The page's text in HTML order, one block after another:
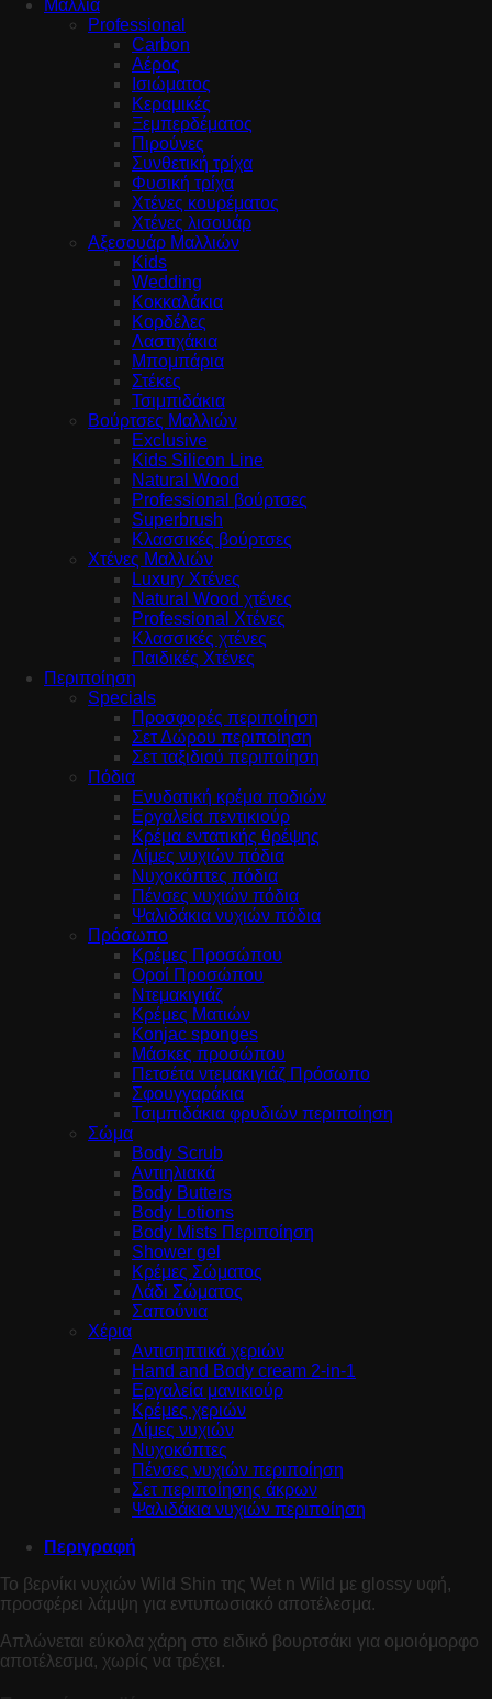
Μαλλιά
Professional
Carbon
Αέρος
Ισιώματος
Κεραμικές
Ξεμπερδέματος
Πιρούνες
Συνθετική τρίχα
Φυσική τρίχα
Χτένες κουρέματος
Χτένες λισουάρ
Αξεσουάρ Μαλλιών
Kids
Wedding
Κοκκαλάκια
Κορδέλες
Λαστιχάκια
Μπομπάρια
Στέκες
Τσιμπιδάκια
Βούρτσες Μαλλιών
Exclusive
Kids Silicon Line
Natural Wood
Professional βούρτσες
Superbrush
Κλασσικές βούρτσες
Χτένες Μαλλιών
Luxury Χτένες
Natural Wood χτένες
Professional Χτένες
Κλασσικές χτένες
Παιδικές Χτένες
Περιποίηση
Specials
Προσφορές περιποίηση
Σετ Δώρου περιποίηση
Σετ ταξιδιού περιποίηση
Πόδια
Ενυδατική κρέμα ποδιών
Εργαλεία πεντικιούρ
Κρέμα εντατικής θρέψης
Λίμες νυχιών πόδια
Νυχοκόπτες πόδια
Πένσες νυχιών πόδια
Ψαλιδάκια νυχιών πόδια
Πρόσωπο
Κρέμες Προσώπου
Οροί Προσώπου
Ντεμακιγιάζ
Κρέμες Ματιών
Konjac sponges
Μάσκες προσώπου
Πετσέτα ντεμακιγιάζ Πρόσωπο
Σφουγγαράκια
Τσιμπιδάκια φρυδιών περιποίηση
Σώμα
Body Scrub
Αντιηλιακά
Body Butters
Body Lotions
Body Mists Περιποίηση
Shower gel
Κρέμες Σώματος
Λάδι Σώματος
Σαπούνια
Χέρια
Αντισηπτικά χεριών
Hand and Body cream 2-in-1
Εργαλεία μανικιούρ
Κρέμες χεριών
Λίμες νυχιών
Νυχοκόπτες
Πένσες νυχιών περιποίηση
Σετ περιποίησης άκρων
Ψαλιδάκια νυχιών περιποίηση
Περιγραφή
Το βερνίκι νυχιών Wild Shin της Wet n Wild με glossy υφή,
προσφέρει λάμψη για εντυπωσιακό αποτέλεσμα.
Απλώνεται εύκολα χάρη στο ειδικό βουρτσάκι για ομοιόμορφο
αποτέλεσμα, χωρίς να τρέχει.